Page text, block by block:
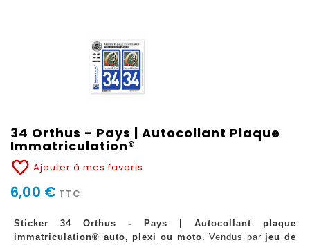
34 Orthus - Pays | Autocollant Plaque
Immatriculation®
favorite_border Ajouter à mes favoris
6,00 € TTC
Sticker 34 Orthus - Pays | Autocollant plaque
immatriculation® auto, plexi ou moto. Vendus par jeu de